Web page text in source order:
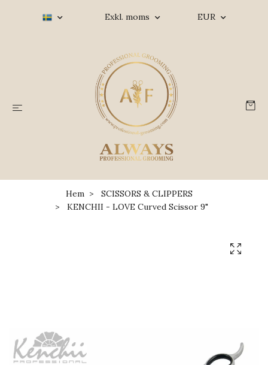
Exkl. moms EUR
Hem
SCISSORS & CLIPPERS
KENCHII - LOVE Curved Scissor 9"